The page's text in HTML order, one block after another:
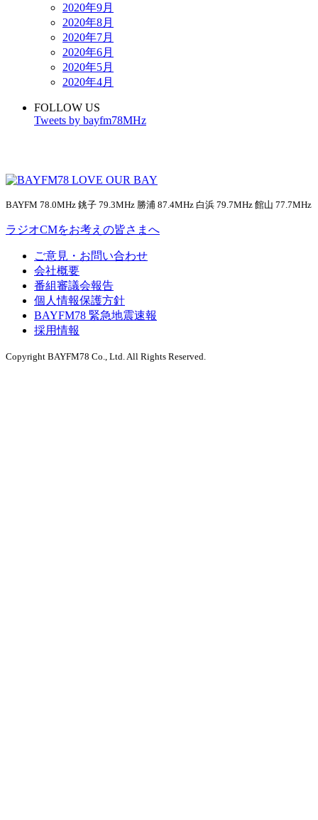
2020年9月
2020年8月
2020年7月
2020年6月
2020年5月
2020年4月
FOLLOW US
Tweets by bayfm78MHz
BAYFM 78.0MHz 銚子 79.3MHz 勝浦 87.4MHz 白浜 79.7MHz 館山 77.7MHz
ラジオCMをお考えの皆さまへ
ご意見・お問い合わせ
会社概要
番組審議会報告
個人情報保護方針
BAYFM78 緊急地震速報
採用情報
Copyright BAYFM78 Co., Ltd. All Rights Reserved.